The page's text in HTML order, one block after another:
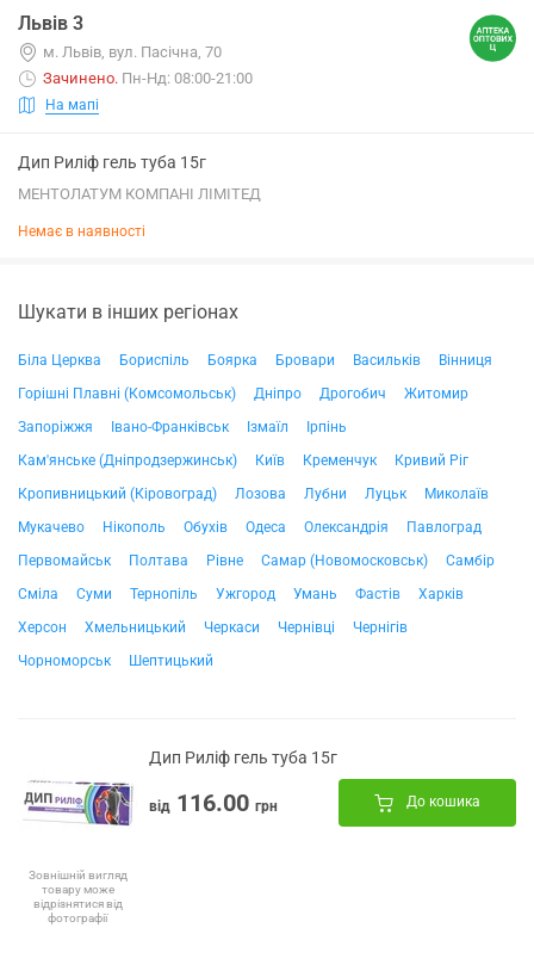
Львів 3
м. Львів, вул. Пасічна, 70
Зачинено. Пн-Нд: 08:00-21:00
На мапі
Дип Риліф гель туба 15г
МЕНТОЛАТУМ КОМПАНІ ЛІМІТЕД
Немає в наявності
Шукати в інших регіонах
Біла Церква Бориспіль Боярка Бровари Васильків
Вінниця
Горішні Плавні (Комсомольськ)
Дніпро Дрогобич
Житомир
Запоріжжя
Івано-Франківськ Ізмаїл
Ірпінь
Кам'янське (Дніпродзержинськ)
Київ Кременчук
Кривий Ріг
Кропивницький (Кіровоград)
Лозова Лубни Луцьк
Миколаїв
Мукачево
Нікополь Обухів Одеса Олександрія
Павлоград
Первомайськ
Полтава Рівне Самар (Новомосковськ)
Самбір
Сміла
Суми Тернопіль Ужгород Умань Фастів
Харків
Херсон
Хмельницький Черкаси Чернівці
Чернігів
Чорноморськ
Шептицький
Зовнішній вигляд
товару може
відрізнятися від
фотографії
Дип Риліф гель туба 15г
від 116.00 грн До кошика